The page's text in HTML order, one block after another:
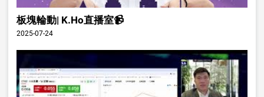
板塊輪動| K.Ho直播室📹
2025-07-24